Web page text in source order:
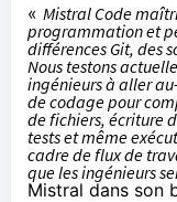
« Mistral Code
programmation et
différences Git, des
Nous testons
ingénieurs à aller
de codage pour
de fichiers, écriture
tests et même
cadre de flux de
que les ingénieurs
Mistral dans son